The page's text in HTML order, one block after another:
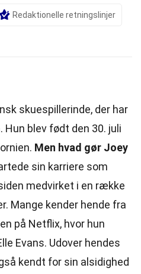
Redaktionelle retningslinjer
skuespillerinde, der har
blev født den 30. juli
Men hvad gør Joey
sin karriere som
medvirket i en række
Mange kender hende fra
på Netflix, hvor hun
Evans. Udover hendes
kendt for sin alsidighed